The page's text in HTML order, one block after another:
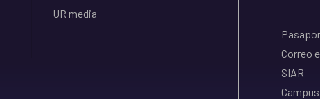
UR media
Correo
SIAR